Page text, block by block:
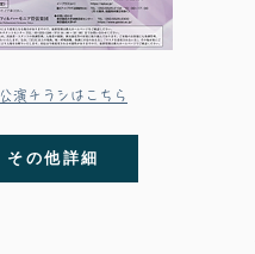
​公演チラシはこちら
その他詳細